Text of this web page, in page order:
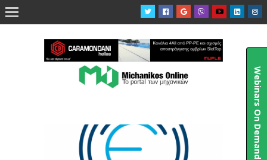

Webinars On Demand